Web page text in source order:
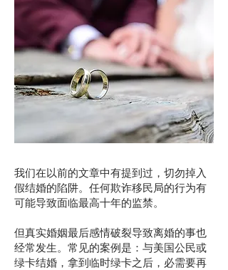
我们在以前的文章中有提到过，切勿掉入
假结婚的陷阱。任何欺诈移民局的行为有
可能导致面临最高十年的监禁。
但真实婚姻最后感情破裂导致离婚的事也
经常发生。常见的案例是：与美国公民或
绿卡结婚，拿到临时绿卡之后，必需要再